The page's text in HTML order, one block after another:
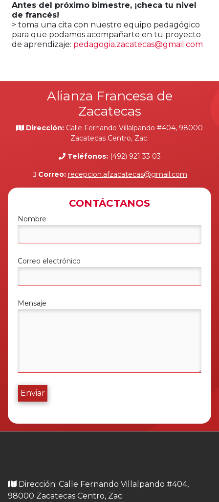
Antes del próximo bimestre, ¡checa tu nivel
de francés!
> toma una cita con nuestro equipo pedagógico
para que podamos acompañarte en tu proyecto
de aprendizaje: pedagogia.zacatecas@gmail.com
Alianza Francesa de
Zacatecas
Dirección: Calle Fernando Villalpando #404, 98000
Zacatecas Centro, Zac.
Teléfonos: (492) 921 33 03
Correo: recepcion.afzacatecas@gmail.com
CONTÁCTANOS
Nombre
Correo electrónico
Mensaje
Enviar
Dirección: Calle Fernando Villalpando #404,
98000 Zacatecas Centro, Zac.